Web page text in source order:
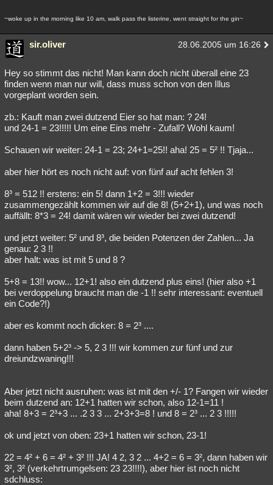
~woke up in the morning like 10 am, walk pass the listerine, went straight for the gin~
sir.oliver 28.06.2005 um 16:26
Hey so stimmt das nicht! Man kann doch nicht überall eine 23
finden wenn man nur will, dass muss schon von den Illus
vorgeplant worden sein.
zb.: Kauft man zwei dutzend Eier so hat man: ? 24!
und 24-1 = 23!!!!! Um eine Eins mehr - Zufall? Wohl kaum!
Schauen wir weiter: 24-1 = 23; 24+1=25!! aha! 25 = 5² !! Tjaja...
aber hier hört es noch nicht auf: von fünf auf acht fehlen 3!
8³ = 512 !! erstens: ein 5! dann 1+2 = 3!!! wieder
zusammengezählt kommen wir auf die 8! (5+2+1), und was noch
auffällt: 8*3 = 24! damit wären wir wieder bei zwei dutzend!
und jetzt weiter: 5² und 8³, die beiden Potenzen der Zahlen... Ja
genau: 2 3 !!
aber halt: was ist mit 5 und 8 ?
5+8 = 13!! wow... 12+1! also ein dutzend plus eins! (hier also +1
bei verdoppelung braucht man die -1 !! sehr interessant: eventuell
ein Code?!)
aber es kommt noch dicker: 8 = 2³ ....
dann haben 5+2³ -> 5, 2 3 !!! wir kommen zur fünf und zur
dreiundzwaning!!!
Aber jetzt nicht ausruhen: was ist mit den +/- 1? Fangen wir wieder
beim dutzend an: 12+1 hatten wir schon, also 12-1=11 !
aha! 8+3 = 2³+3 ... .2 3 3 ... 2+3+3=8 ! und 8 = 2³ ... 2 3 !!!!!
ok und jetzt von oben: 23+1 hatten wir schon, 23-1!
22 = 4² + 6 = 4² + 3² !!! JA! 4 2, 3 2 ... 4+2 = 6 = 3², dann haben wir
3², 3² (verkehrtrumgelsen: 23 23!!!!), aber hier ist noch nicht
sdchluss: